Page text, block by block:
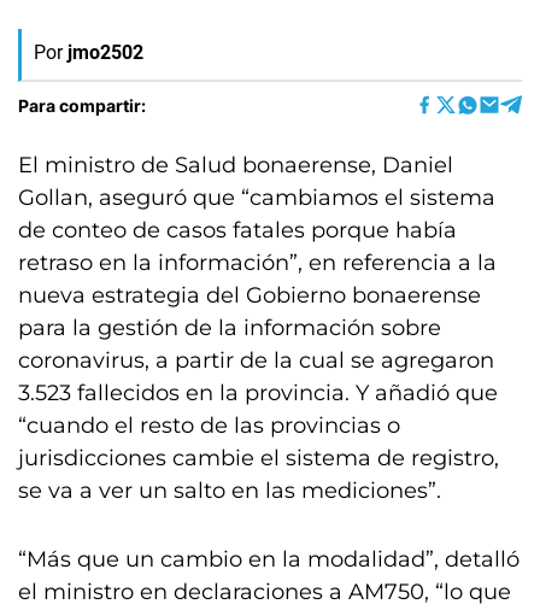
Por jmo2502
Para compartir:
El ministro de Salud bonaerense, Daniel
Gollan, aseguró que “cambiamos el sistema
de conteo de casos fatales porque había
retraso en la información”, en referencia a la
nueva estrategia del Gobierno bonaerense
para la gestión de la información sobre
coronavirus, a partir de la cual se agregaron
3.523 fallecidos en la provincia. Y añadió que
“cuando el resto de las provincias o
jurisdicciones cambie el sistema de registro,
se va a ver un salto en las mediciones”.
“Más que un cambio en la modalidad”, detalló
el ministro en declaraciones a AM750, “lo que